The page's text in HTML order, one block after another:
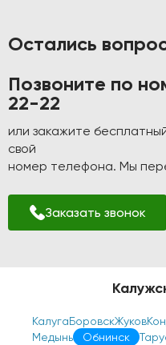
Остались
Позвоните по
22-22
или закажите
свой
номер телефона. Мы
Заказать звонок
КалугаБоровскЖуков
Медынь
Обнинск